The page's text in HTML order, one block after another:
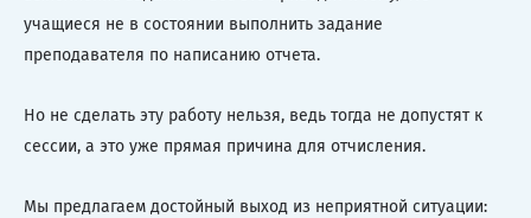
учащиеся не в состоянии выполнить задание
преподавателя по написанию отчета.
Но не сделать эту работу нельзя, ведь тогда не допустят к
сессии, а это уже прямая причина для отчисления.
Мы предлагаем достойный выход из неприятной ситуации: